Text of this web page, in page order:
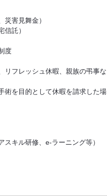
害見舞金）
託）
度
リフレッシュ休暇、親族の弔事な
術を目的として休暇を請求した場
キル研修、e-ラーニング等）